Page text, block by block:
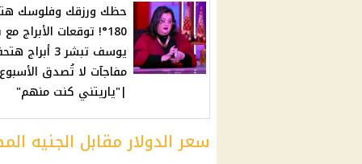
حظك ورزقك وفلوسك
180°! توقعات الأبراج
يوسف تبشر 3
مفاجآت لا تُصدق
|"ياريتني كنت منهم"
سعر الدولار مقابل الجنيه